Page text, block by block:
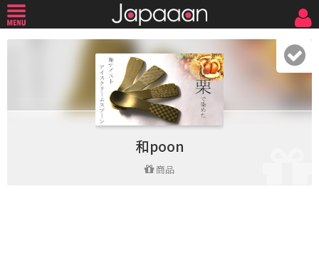
和poon
商品